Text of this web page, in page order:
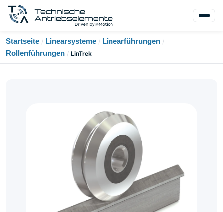
Startseite / Linearsysteme / Linearführungen /
Rollenführungen / LinTrek